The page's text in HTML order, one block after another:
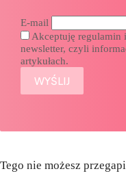
E-mail
Akceptuję regulamin
newsletter, czyli
artykułach.
Tego nie możesz